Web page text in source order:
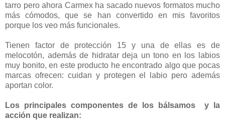
tarro pero ahora Carmex ha sacado nuevos formatos mucho
más cómodos, que se han convertido en mis favoritos
porque los veo más funcionales.
Tienen factor de protección 15 y una de ellas es de
melocotón, además de hidratar deja un tono en los labios
muy bonito, en este producto he encontrado algo que pocas
marcas ofrecen: cuidan y protegen el labio pero además
aportan color.
Los principales componentes de los bálsamos y la
acción que realizan: